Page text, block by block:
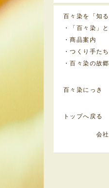
百々染を「知
・「百々染」
・商品案内
・つくり手たち
・百々染の故郷
百々染にっき
トップへ戻る
会